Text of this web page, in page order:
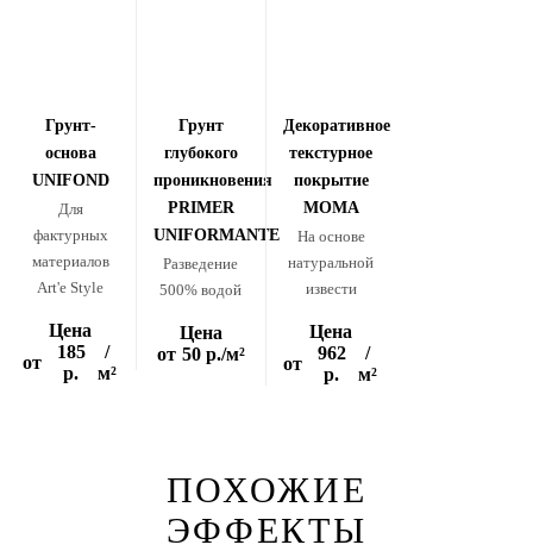
Грунт-
основа
UNIFOND
Для
фактурных
материалов
Art'e Style
Цена
от
185
р.
/
м²
Грунт
глубокого
проникновения
PRIMER
UNIFORMANTE
Разведение
500% водой
Цена
от 50 р./м²
Декоративное
текстурное
покрытие
MOMA
На основе
натуральной
извести
Цена
от
962
р.
/
м²
ПОХОЖИЕ
ЭФФЕКТЫ